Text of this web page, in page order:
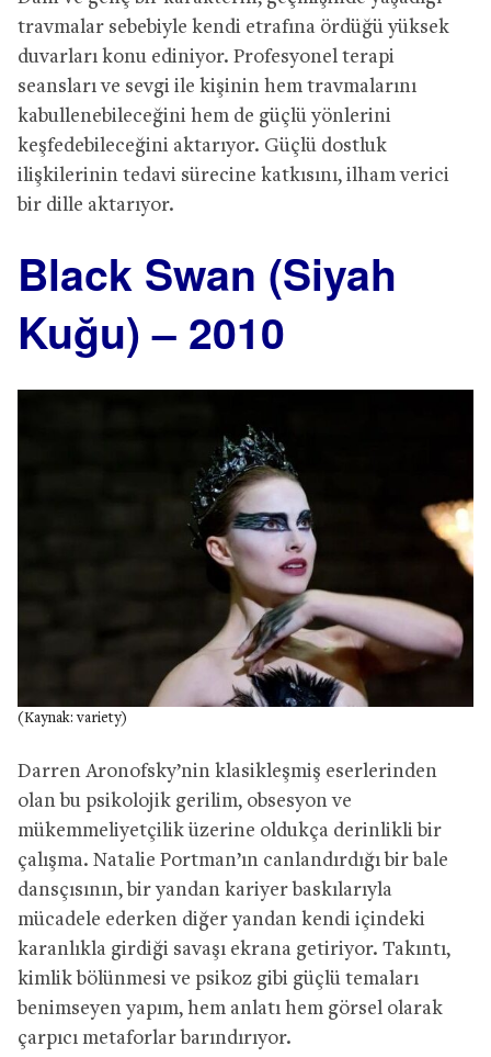
travmalar sebebiyle kendi etrafına ördüğü yüksek
duvarları konu ediniyor. Profesyonel terapi
seansları ve sevgi ile kişinin hem travmalarını
kabullenebileceğini hem de güçlü yönlerini
keşfedebileceğini aktarıyor. Güçlü dostluk
ilişkilerinin tedavi sürecine katkısını, ilham verici
bir dille aktarıyor.
Black Swan (Siyah
Kuğu) – 2010
(Kaynak: variety)
Darren Aronofsky’nin klasikleşmiş eserlerinden
olan bu psikolojik gerilim, obsesyon ve
mükemmeliyetçilik üzerine oldukça derinlikli bir
çalışma. Natalie Portman’ın canlandırdığı bir bale
dansçısının, bir yandan kariyer baskılarıyla
mücadele ederken diğer yandan kendi içindeki
karanlıkla girdiği savaşı ekrana getiriyor. Takıntı,
kimlik bölünmesi ve psikoz gibi güçlü temaları
benimseyen yapım, hem anlatı hem görsel olarak
çarpıcı metaforlar barındırıyor.